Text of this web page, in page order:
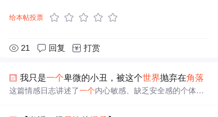
给本帖投票
21 回复 打赏
我只是一个卑微的小丑，被这个世界抛弃在角落
这篇情感日志讲述了一个内心敏感、缺乏安全感的个体如